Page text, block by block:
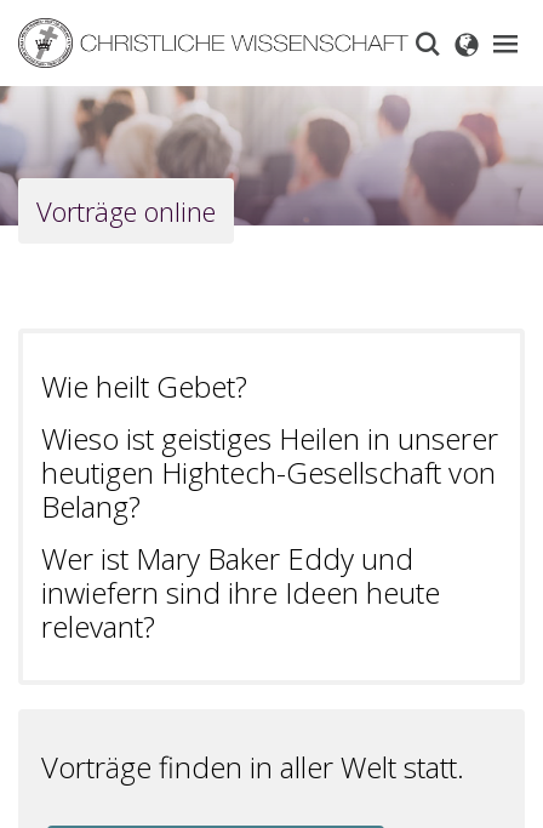
main
content
Vorträge online
Wie heilt Gebet?
Wieso ist geistiges Heilen in unserer
heutigen Hightech-Gesellschaft von
Belang?
Wer ist Mary Baker Eddy und
inwiefern sind ihre Ideen heute
relevant?
Vorträge finden in aller Welt statt.